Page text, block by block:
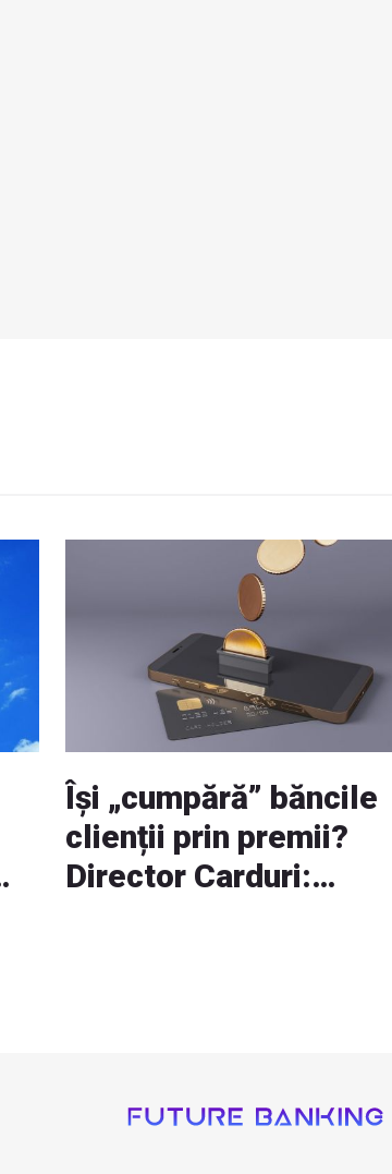
Își „cumpără” băncile
clienții prin premii?
Director Carduri: